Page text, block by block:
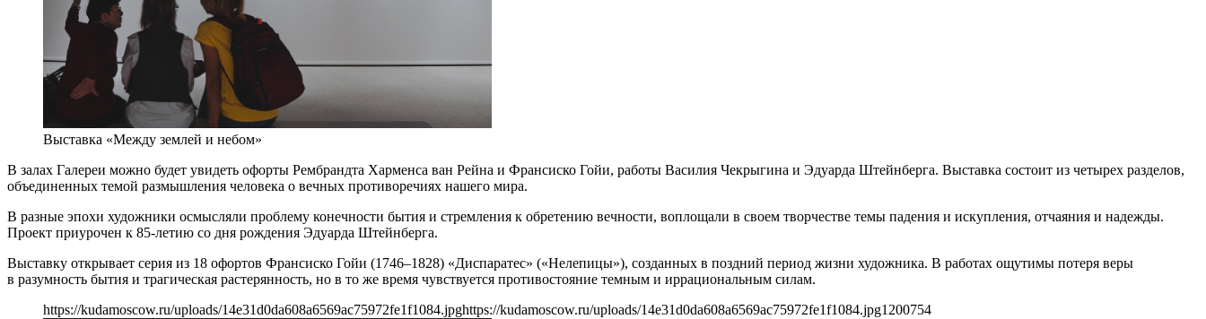
Выставка «Между землей и небом»
В залах Галереи можно будет увидеть офорты Рембрандта Харменса ван Рейна и Франсиско Гойи, работы Василия Чекрыгина и Эдуарда Штейнберга. Выставка состоит из четырех разделов,
объединенных темой размышления человека о вечных противоречиях нашего мира.
В разные эпохи художники осмысляли проблему конечности бытия и стремления к обретению вечности, воплощали в своем творчестве темы падения и искупления, отчаяния и надежды.
Проект приурочен к 85-летию со дня рождения Эдуарда Штейнберга.
Выставку открывает серия из 18 офортов Франсиско Гойи (1746–1828) «Диспаратес» («Нелепицы»), созданных в поздний период жизни художника. В работах ощутимы потеря веры
в разумность бытия и трагическая растерянность, но в то же время чувствуется противостояние темным и иррациональным силам.
https://kudamoscow.ru/uploads/14e31d0da608a6569ac75972fe1f1084.jpghttps://kudamoscow.ru/uploads/14e31d0da608a6569ac75972fe1f1084.jpg1200754